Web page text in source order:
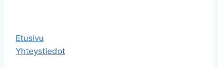
Etusivu
Yhteystiedot